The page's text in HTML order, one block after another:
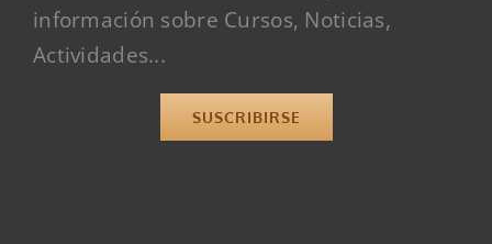
información sobre Cursos, Noticias,
Actividades...
SUSCRIBIRSE